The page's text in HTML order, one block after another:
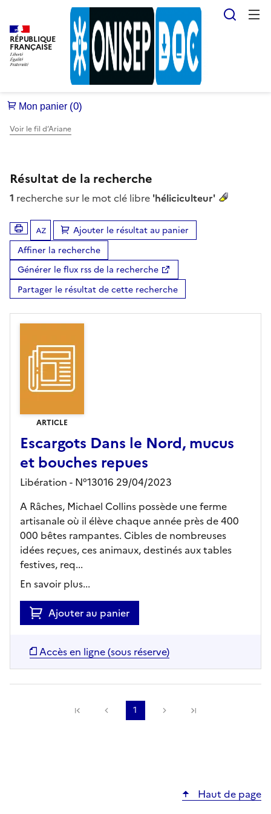
RÉPUBLIQUE
FRANÇAISE
Voir le fil d’Ariane
Résultat de la recherche
1 recherche sur le mot clé libre 'héliciculteur'
Tris disponibles (Ouverture d'une modale)
Ajouter le résultat au panier
Affiner la recherche
Générer le flux rss de la recherche
Partager le résultat de cette recherche
ARTICLE
Escargots Dans le Nord, mucus
et bouches repues
Libération - N°13016 29/04/2023
A Râches, Michael Collins possède une ferme
artisanale où il élève chaque année près de 400
000 bêtes rampantes. Cibles de nombreuses
idées reçues, ces animaux, destinés aux tables
festives, req...
En savoir plus...
Ajouter au panier
Accès en ligne (sous réserve)
Précédente
1 Suivante
Haut de page